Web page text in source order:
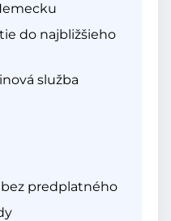
do najbližšieho
služba
predplatného